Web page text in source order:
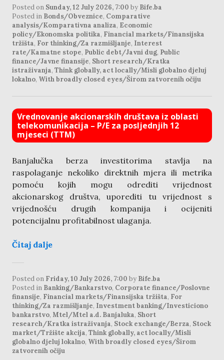
Posted on Sunday, 12 July 2026, 7:00 by Bife.ba
Posted in Bonds/Obveznice, Comparative
analysis/Komparativna analiza, Economic
policy/Ekonomska politika, Financial markets/Finansijska
tržišta, For thinking/Za razmišljanje, Interest
rate/Kamatne stope, Public debt/Javni dug, Public
finance/Javne finansije, Short research/Kratka
istraživanja, Think globally, act locally/Misli globalno djeluj
lokalno, With broadly closed eyes/Širom zatvorenih očiju
Vrednovanje akcionarskih društava iz oblasti
telekomunikacija – P/E za posljednjih 12
mjeseci (TTM)
Banjalučka berza investitorima stavlja na
raspolaganje nekoliko direktnih mjera ili metrika
pomoću kojih mogu odrediti vrijednost
akcionarskog društva, uporediti tu vrijednost s
vrijednošću drugih kompanija i ocijeniti
potencijalnu profitabilnost ulaganja.
Čitaj dalje
Posted on Friday, 10 July 2026, 7:00 by Bife.ba
Posted in Banking/Bankarstvo, Corporate finance/Poslovne
finansije, Financial markets/Finansijska tržišta, For
thinking/Za razmišljanje, Investment banking/Investiciono
bankarstvo, Mtel/Mtel a.d. Banjaluka, Short
research/Kratka istraživanja, Stock exchange/Berza, Stock
market/Tržište akcija, Think globally, act locally/Misli
globalno djeluj lokalno, With broadly closed eyes/Širom
zatvorenih očiju